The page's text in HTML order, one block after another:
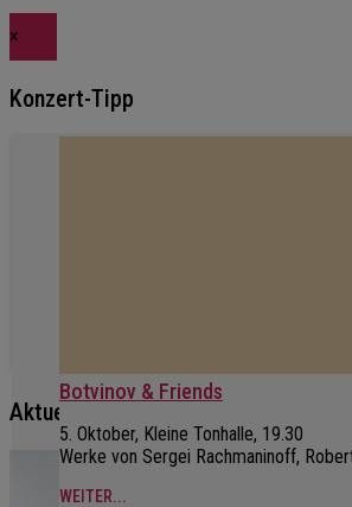
×
Konzert-Tipp
Botvinov & Friends
5. Oktober, Kleine Tonhalle, 19.30
Werke von Sergei Rachmaninoff,
WEITER...
Aktuelles Interview